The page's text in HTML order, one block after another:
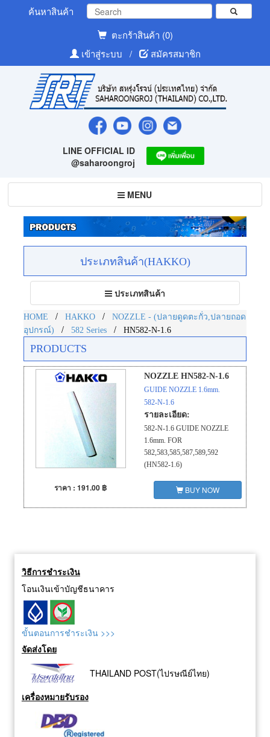
ค้นหาสินค้า
ตะกร้าสินค้า (0)
เข้าสู่ระบบ
/ สมัครสมาชิก
LINE OFFICIAL ID
@saharoongroj
Toggle
navigation
MENU
ประเภทสินค้า(HAKKO)
Toggle
navigation
ประเภทสินค้า
HOME / HAKKO /
NOZZLE - (ปลายดูดตะกั่ว,ปลายถอด
อุปกรณ์)
/ 582 Series / HN582-N-1.6
PRODUCTS
NOZZLE HN582-N-1.6
GUIDE NOZZLE 1.6mm.
582-N-1.6
รายละเอียด:
582-N-1.6 GUIDE NOZZLE
1.6mm. FOR
582,583,585,587,589,592
(HN582-1.6)
ราคา : 191.00 ฿ BUY NOW
วิธีการชำระเงิน
โอนเงินเข้าบัญชีธนาคาร
ขั้นตอนการชำระเงิน >>>
จัดส่งโดย
THAILAND POST(ไปรษณีย์ไทย)
เครื่องหมายรับรอง